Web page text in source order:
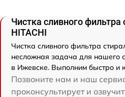
Чистка сливного
HITACHI
Чистка сливного фильтра
несложная задача для нашего
в Ижевске. Выполним быстро и
Позвоните нам и наш
проконсультирует и